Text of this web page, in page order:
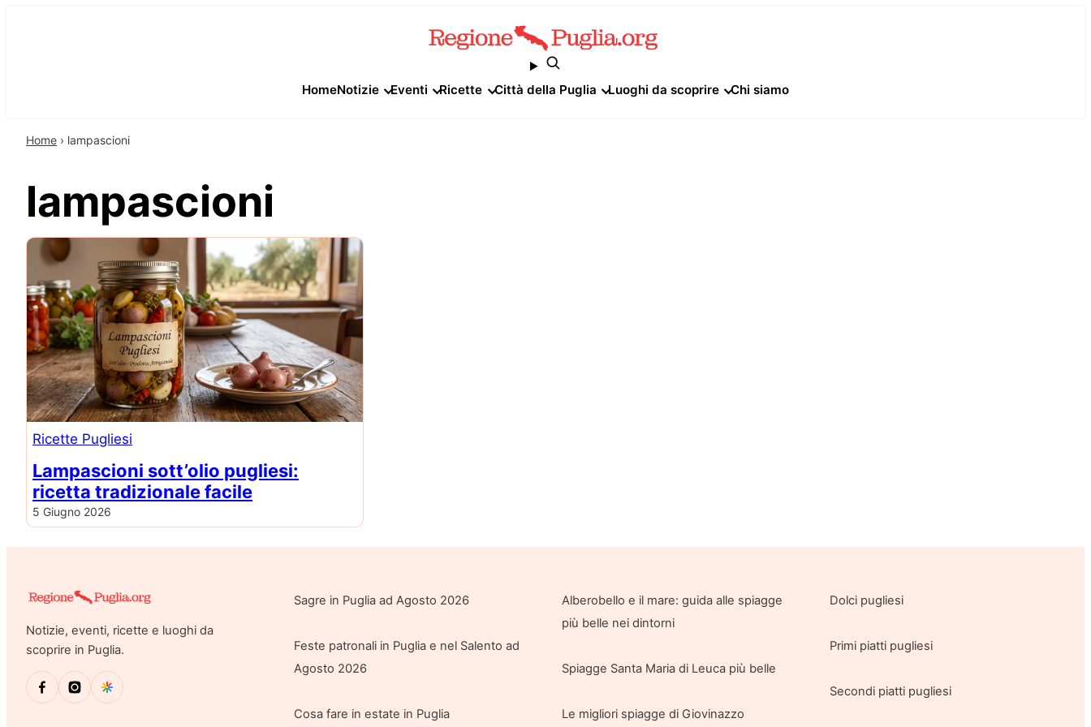
HomeNotizie Eventi Ricette Città della Puglia Luoghi da scoprire Chi siamo
Home › lampascioni
lampascioni
Ricette Pugliesi
Lampascioni sott’olio pugliesi:
ricetta tradizionale facile
5 Giugno 2026
Notizie, eventi, ricette e luoghi da
scoprire in Puglia.
Sagre in Puglia ad Agosto 2026
Feste patronali in Puglia e nel Salento ad
Agosto 2026
Cosa fare in estate in Puglia
Alberobello e il mare: guida alle spiagge
più belle nei dintorni
Spiagge Santa Maria di Leuca più belle
Le migliori spiagge di Giovinazzo
Dolci pugliesi
Primi piatti pugliesi
Secondi piatti pugliesi